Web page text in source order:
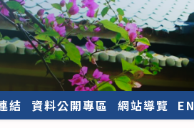
結 資料公開專區 網站導覽